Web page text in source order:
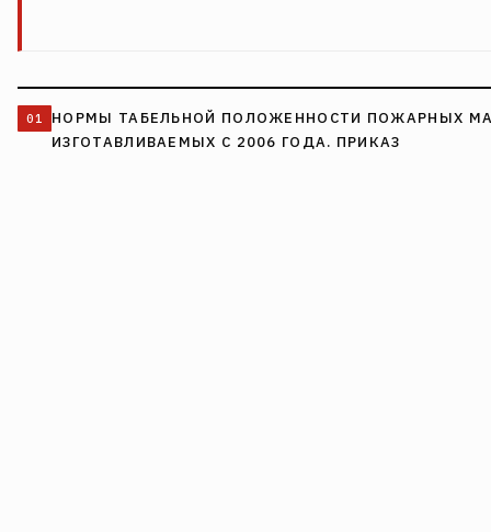
НОРМЫ ТАБЕЛЬНОЙ ПОЛОЖЕННОСТИ ПОЖАРНЫХ
ИЗГОТАВЛИВАЕМЫХ С 2006 ГОДА. ПРИКАЗ